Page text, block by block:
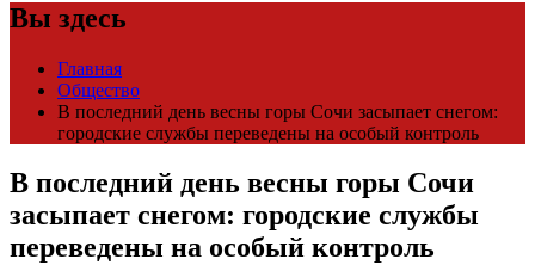
Вы здесь
Главная
Общество
В последний день весны горы Сочи засыпает снегом:
городские службы переведены на особый контроль
В последний день весны горы Сочи
засыпает снегом: городские службы
переведены на особый контроль